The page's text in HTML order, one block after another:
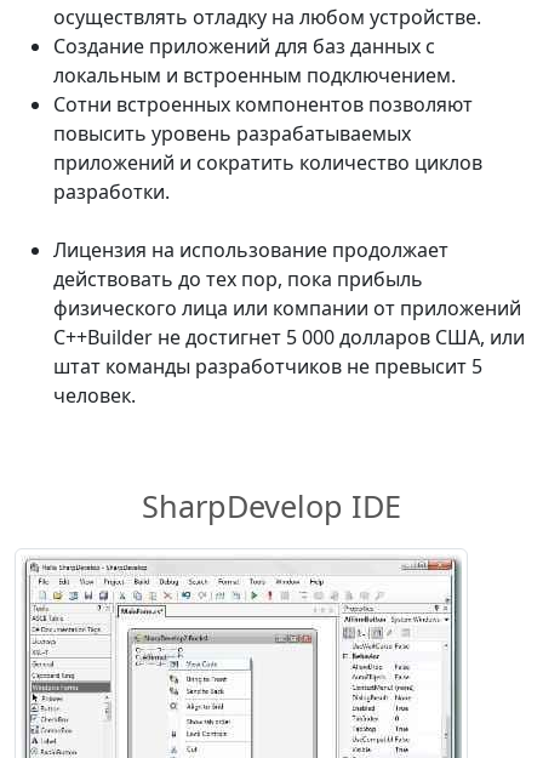
осуществлять отладку на любом устройстве.
Создание приложений для баз данных с
локальным и встроенным подключением.
Сотни встроенных компонентов позволяют
повысить уровень разрабатываемых
приложений и сократить количество циклов
разработки.
Лицензия на использование продолжает
действовать до тех пор, пока прибыль
физического лица или компании от приложений
C++Builder не достигнет 5 000 долларов США, или
штат команды разработчиков не превысит 5
человек.
SharpDevelop IDE